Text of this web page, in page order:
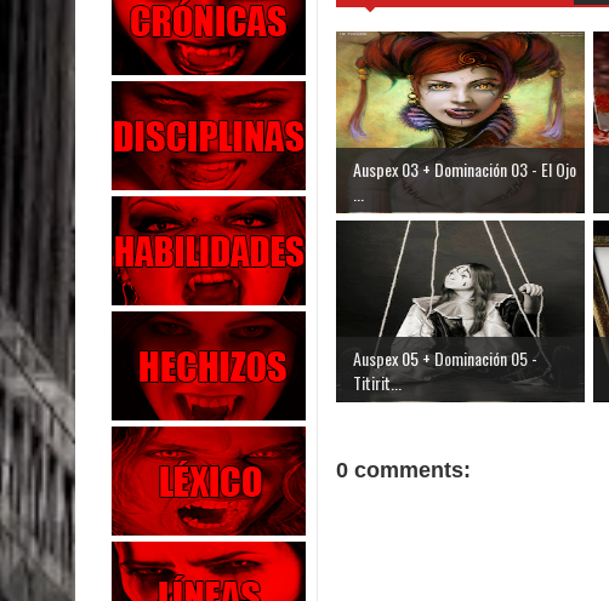
Auspex 03 + Dominación 03 - El Ojo
Auspex 05 + Dominación 05 -
Titirit...
0 comments: